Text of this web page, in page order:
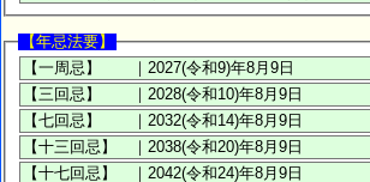
【年忌法要】